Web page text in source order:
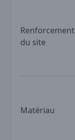
Renforcement
du site
Matériau